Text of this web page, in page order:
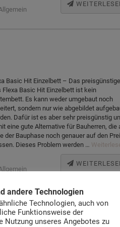
Basic Hit Einzelbett – Das
Flexa Basic Hit Einzelbett ist kein
Es kann weder umgebaut noch
sondern nur wie abgebildet
Dafür ist es aber sehr preisgünstig
eine gute Alternative für Bauherren, die
der Bauphase noch genauer auf den
Dieses Problem werden …
andere Technologien
Technologien, auch von
Funktionsweise der
Nutzung unseres Angebotes zu